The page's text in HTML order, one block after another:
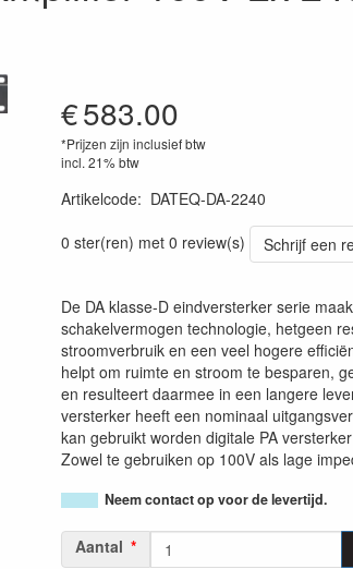
€583.00
*Prijzen zijn inclusief btw
incl. 21% btw
Artikelcode: DATEQ-DA-2240
0 ster(ren) met 0 review(s)
Schrijf een
De DA klasse-D eindversterker serie
schakelvermogen technologie, hetgeen
stroomverbruik en een veel hogere
helpt om ruimte en stroom te besparen,
en resulteert daarmee in een langere
versterker heeft een nominaal
kan gebruikt worden digitale PA
Zowel te gebruiken op 100V als lage
Neem contact op voor de levertijd.
Aantal